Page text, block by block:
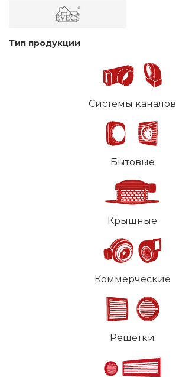
Тип продукции
Системы каналов
Бытовые
Крышные
Коммерческие
Решетки